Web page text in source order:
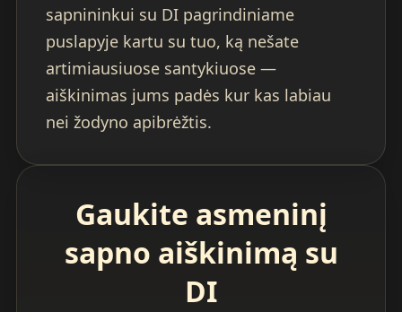
sapnininkui su DI pagrindiniame
puslapyje kartu su tuo, ką nešate
artimiausiuose santykiuose —
aiškinimas jums padės kur kas labiau
nei žodyno apibrėžtis.
Gaukite asmeninį
sapno aiškinimą su
DI